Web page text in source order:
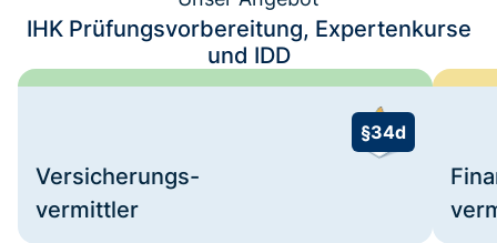
IHK Prüfungsvorbereitung, Expertenkurse
und IDD
§34d
Versicherungs-
vermittler